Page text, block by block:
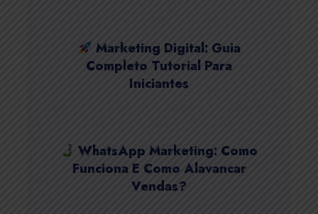
Marketing Digital: Guia
Completo Tutorial Para
Iniciantes
WhatsApp Marketing: Como
Funciona E Como Alavancar
Vendas?